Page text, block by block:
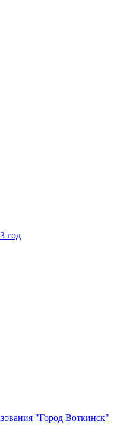
год
"Город Воткинск"